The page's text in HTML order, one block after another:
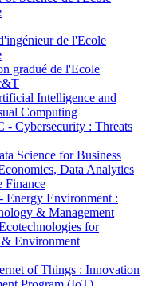
de l'Ecole
gradué de l'Ecole
Intelligence and
Computing
- Cybersecurity : Threats
Science for Business
Data Analytics
Finance
Environment :
& Management
for
Environment
of Things : Innovation